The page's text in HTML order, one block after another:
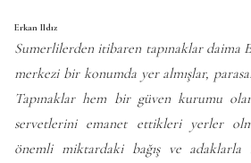
Erkan Ildız
Sumerlilerden itibaren tapınaklar daima
merkezi bir konumda yer almışlar,
Tapınaklar hem bir güven kurumu
servetlerini emanet ettikleri yerler
önemli miktardaki bağış ve adaklarla